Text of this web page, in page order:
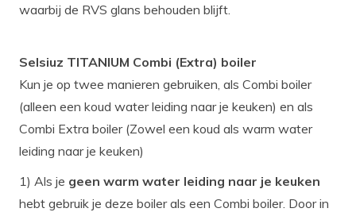
waarbij de RVS glans behouden blijft.
Selsiuz TITANIUM Combi (Extra) boiler
Kun je op twee manieren gebruiken, als Combi boiler
(alleen een koud water leiding naar je keuken) en als
Combi Extra boiler (Zowel een koud als warm water
leiding naar je keuken)
1) Als je geen warm water leiding naar je keuken
hebt gebruik je deze boiler als een Combi boiler. Door in